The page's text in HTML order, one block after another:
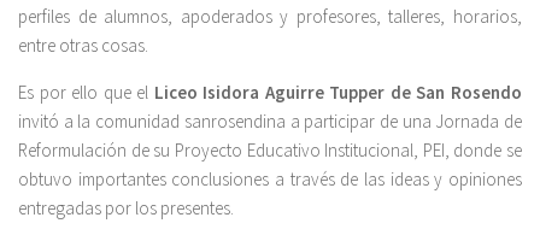
perfiles de alumnos, apoderados y profesores, talleres, horarios,
entre otras cosas.
Es por ello que el Liceo Isidora Aguirre Tupper de San Rosendo
invitó a la comunidad sanrosendina a participar de una Jornada de
Reformulación de su Proyecto Educativo Institucional, PEI, donde se
obtuvo importantes conclusiones a través de las ideas y opiniones
entregadas por los presentes.